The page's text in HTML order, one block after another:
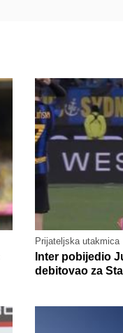
Prijateljska utakmica
Inter pobijedio
debitovao za